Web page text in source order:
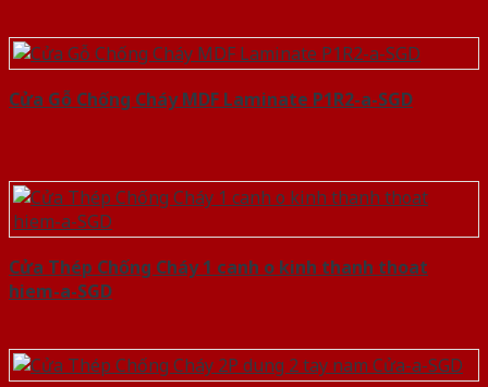
Cửa Gỗ Chống Cháy MDF Laminate P1R2-a-SGD
Cửa Thép Chống Cháy 1 canh o kinh thanh thoat
hiem-a-SGD